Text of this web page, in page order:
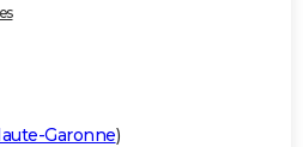
Garonne)